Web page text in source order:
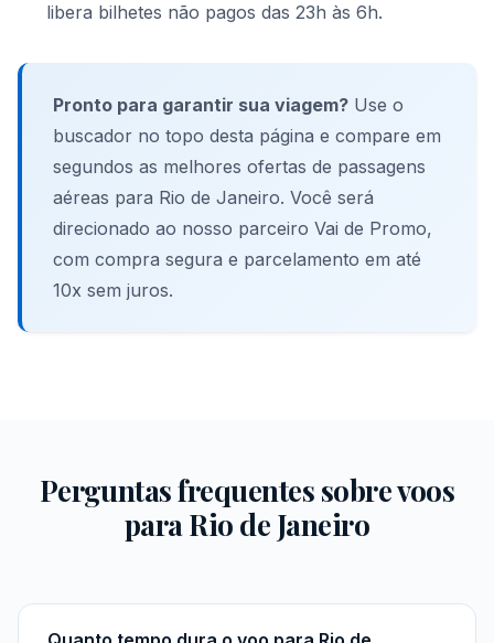
libera bilhetes não pagos das 23h às 6h.
Pronto para garantir sua viagem? Use o
buscador no topo desta página e compare em
segundos as melhores ofertas de passagens
aéreas para Rio de Janeiro. Você será
direcionado ao nosso parceiro Vai de Promo,
com compra segura e parcelamento em até
10x sem juros.
Perguntas frequentes sobre voos
para Rio de Janeiro